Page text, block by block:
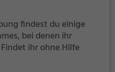
findest du einige
bei denen ihr
ihr ohne Hilfe